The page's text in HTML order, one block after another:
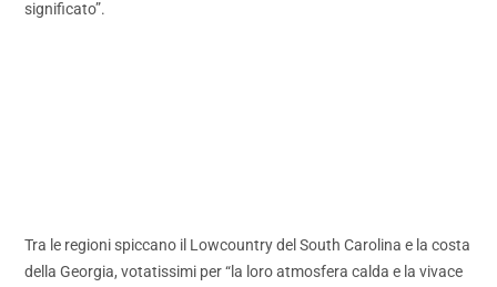
significato”.
Tra le regioni spiccano il Lowcountry del South Carolina e la costa
della Georgia, votatissimi per “la loro atmosfera calda e la vivace